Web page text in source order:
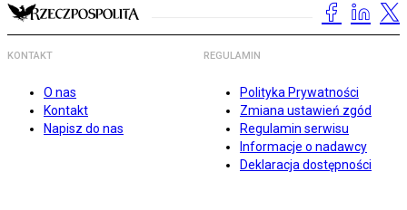
KONTAKT
O nas
Kontakt
Napisz do nas
REGULAMIN
Polityka Prywatności
Zmiana ustawień zgód
Regulamin serwisu
Informacje o nadawcy
Deklaracja dostępności